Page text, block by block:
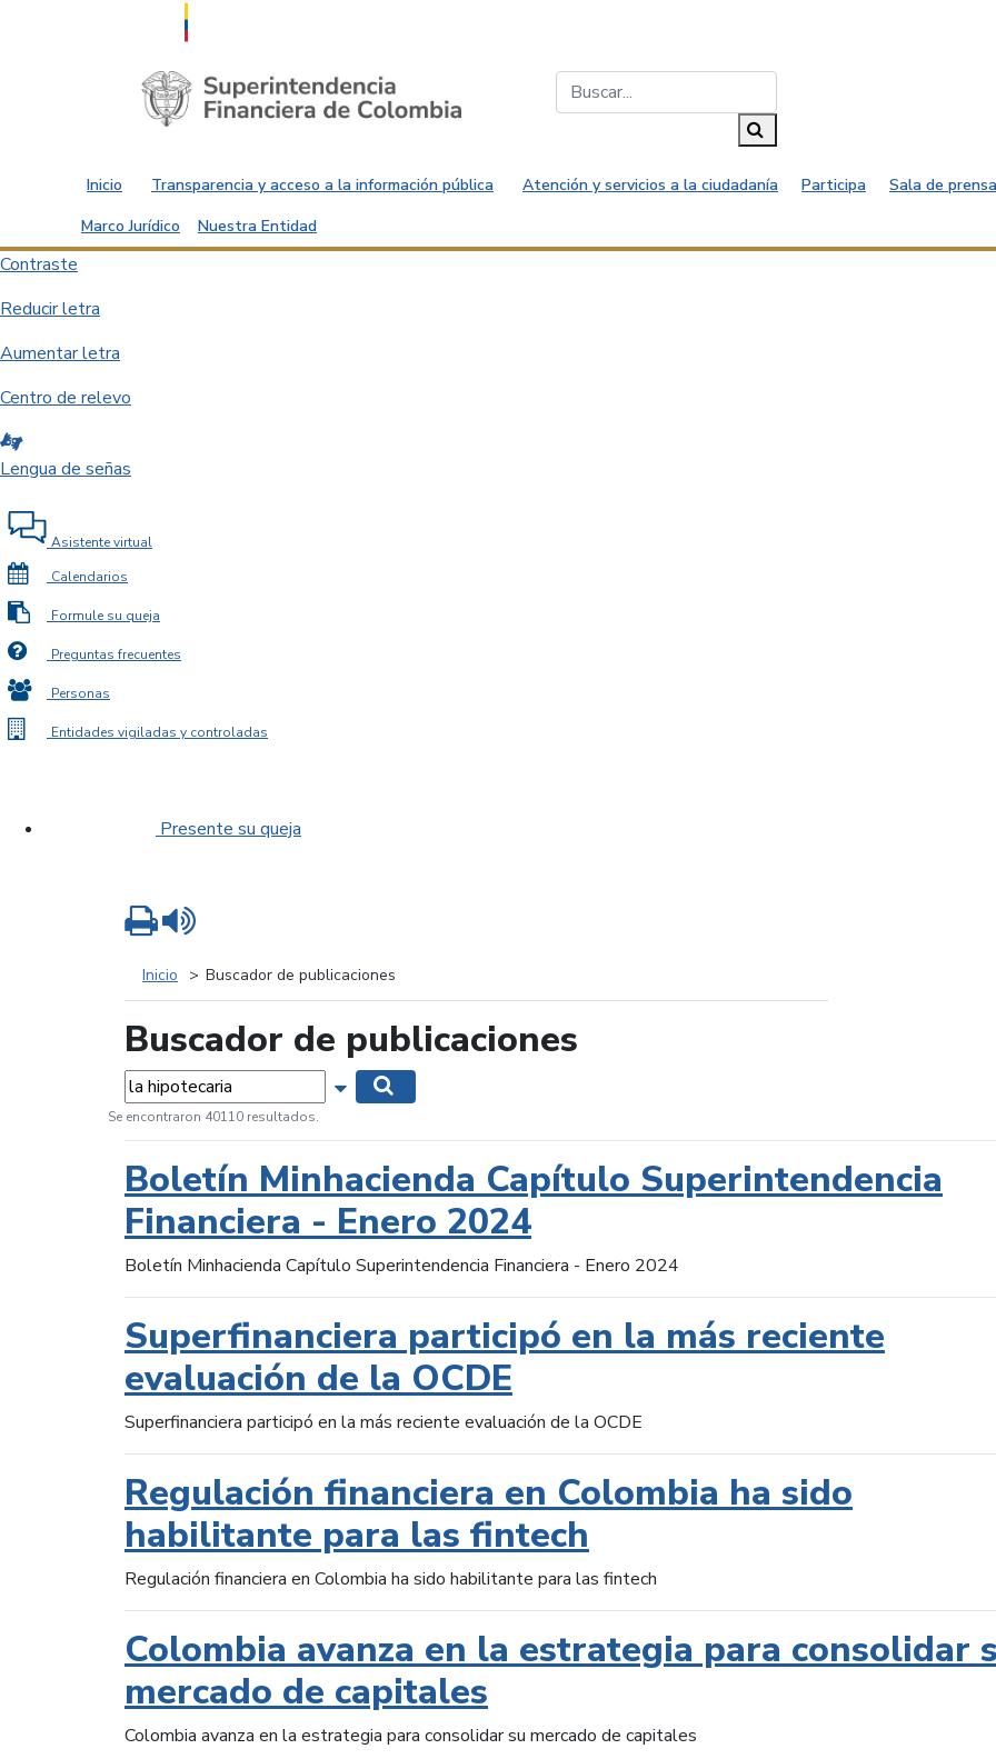
Saltar al contenido principal
Inicio Transparencia y acceso a la información pública Atención y servicios a la ciudadanía Participa
Sala de
Marco Jurídico
Nuestra Entidad
Contraste
Reducir letra
Aumentar letra
Centro de relevo
Lengua de señas
Asistente virtual
Calendarios
Formule su queja
Preguntas frecuentes
Personas
Entidades vigiladas y controladas
Presente su queja
Inicio Buscador de publicaciones
Buscador de publicaciones
Palabras... Mostrar opciones de búsqueda
Se encontraron 40110 resultados.
Boletín Minhacienda Capítulo Superintendencia
Financiera - Enero 2024
Boletín Minhacienda Capítulo Superintendencia Financiera - Enero 2024
Superfinanciera participó en la más reciente
evaluación de la OCDE
Superfinanciera participó en la más reciente evaluación de la OCDE
Regulación financiera en Colombia ha sido
habilitante para las fintech
Regulación financiera en Colombia ha sido habilitante para las fintech
Colombia avanza en la estrategia para consolidar
mercado de capitales
Colombia avanza en la estrategia para consolidar su mercado de capitales
Imprimir